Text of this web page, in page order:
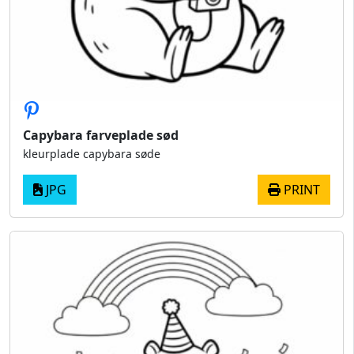
Capybara farveplade sød
kleurplade capybara søde
JPG PRINT